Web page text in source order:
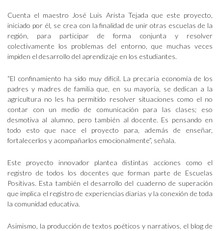
Cuenta el maestro José Luis Arista Tejada que este proyecto,
iniciado por él, se crea con la finalidad de unir otras escuelas de la
región, para participar de forma conjunta y resolver
colectivamente los problemas del entorno, que muchas veces
impiden el desarrollo del aprendizaje en los estudiantes.
“El confinamiento ha sido muy difícil. La precaria economía de los
padres y madres de familia que, en su mayoría, se dedican a la
agricultura no les ha permitido resolver situaciones como el no
contar con un medio de comunicación para las clases; eso
desmotiva al alumno, pero también al docente. Es pensando en
todo esto que nace el proyecto para, además de enseñar,
fortalecerlos y acompañarlos emocionalmente”, señala.
Este proyecto innovador plantea distintas acciones como el
registro de todos los docentes que forman parte de Escuelas
Positivas. Esta también el desarrollo del cuaderno de superación
que implica el registro de experiencias diarias y la conexión de toda
la comunidad educativa.
Asimismo, la producción de textos poéticos y narrativos, el blog de